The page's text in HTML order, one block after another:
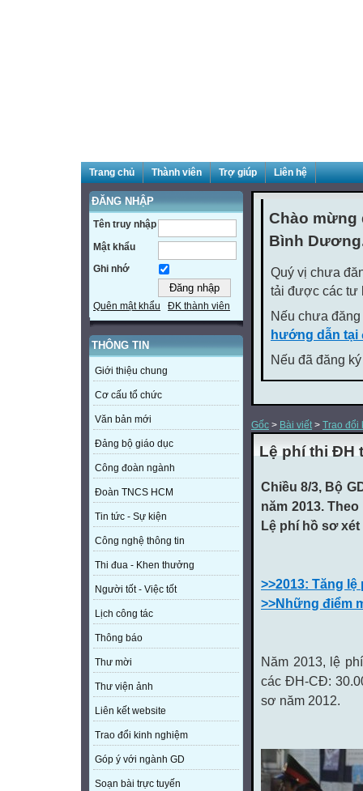
Trang chủ Thành viên Trợ giúp Liên hệ
ĐĂNG NHẬP
Tên truy nhập
Mật khẩu
Ghi nhớ
Quên mật khẩu ĐK thành viên
THÔNG TIN
Giới thiệu chung
Cơ cấu tổ chức
Văn bản mới
Đảng bộ giáo dục
Công đoàn ngành
Đoàn TNCS HCM
Tin tức - Sự kiện
Công nghệ thông tin
Thi đua - Khen thưởng
Người tốt - Việc tốt
Lịch công tác
Thông báo
Thư mời
Thư viện ảnh
Liên kết website
Trao đổi kinh nghiệm
Góp ý với ngành GD
Soạn bài trực tuyến
Chào mừng
Bình
Quý vị chưa
tải được các tư
Nếu chưa
hướng dẫn tại
Nếu đã đăng
Gốc > Bài viết> Trao đổi
Lệ phí thi ĐH
Chiều 8/3, Bộ
năm 2013.
Lệ phí hồ sơ
>>2013: Tăng
>>Những điểm
Năm 2013, lệ
các ĐH-CĐ:
sơ năm 2012.